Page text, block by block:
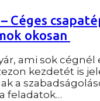
Céges
okosan
ami sok cégnél
kezdetét is
a
feladatok…